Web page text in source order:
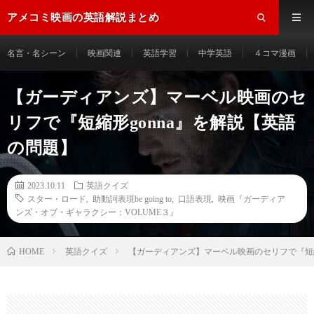
アメコミ映画の英語解説まとめ
名言・名シーン 映画関連 英語学習 中学英語 ４コマ漫画
【ガーディアンズ】マーベル映画のセ
リフで『短縮形gonna』を解説【英語
の問題】
2023.10.11
英語クイズ
スター・ロード
助動詞表現be going to 口語表現
映画『ガーディア
ンズ・オブ・ギャラクシー：VOLUME３』
HOME 英語クイズ 【ガーディアンズ】マーベル映画のセリフで『